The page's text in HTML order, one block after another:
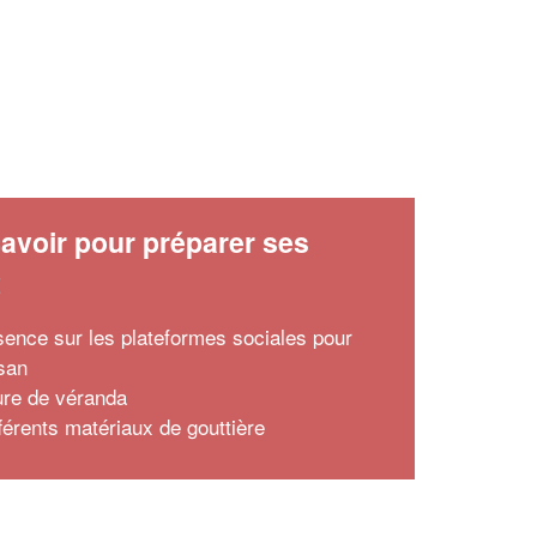
pour préparer ses
sur les plateformes sociales pour
de véranda
matériaux de gouttière